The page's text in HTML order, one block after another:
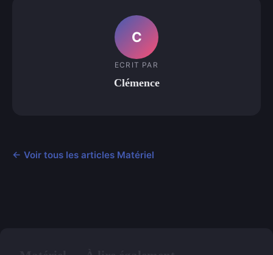
C
ECRIT PAR
Clémence
← Voir tous les articles Matériel